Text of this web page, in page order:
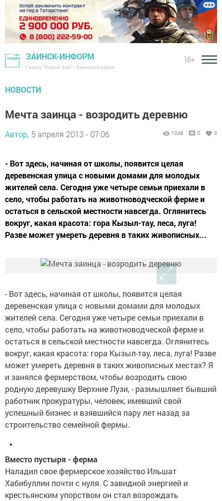
ЗАИНСК-ИНФОРМ
Газета "Новый Зай" - Заинский район
16+
НОВОСТИ
Мечта заинца - возродить деревню
Автор, 5 апреля 2013 - 07:06 1048 0 0
- Вот здесь, начиная от школы, появится целая
деревенская улица с новыми домами для молодых
жителей села. Сегодня уже четыре семьи приехали в
село, чтобы работать на животноводческой ферме и
остаться в сельской местности навсегда. Оглянитесь
вокруг, какая красота: гора Кызыл-тау, леса, луга!
Разве может умереть деревня в таких живописных...
- Вот здесь, начиная от школы, появится целая
деревенская улица с новыми домами для молодых
жителей села. Сегодня уже четыре семьи приехали в
село, чтобы работать на животноводческой ферме и
остаться в сельской местности навсегда. Оглянитесь
вокруг, какая красота: гора Кызыл-тау, леса, луга! Разве
может умереть деревня в таких живописных местах? Я
и занялся фермерством, чтобы возродить свою
родную деревушку Верхние Лузи, - размышляет бывший
работник прокуратуры, человек, имевший свой
успешный бизнес и взявшийся пару лет назад за
строительство семейной фермы.
Вместо пустыря - ферма
Наладил свое фермерское хозяйство Ильшат
Хабибуллин почти с нуля. С завидной энергией и
крестьянским упорством он стал возрождать